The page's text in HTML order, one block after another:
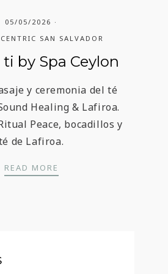
05/05/2026
SAN SALVADOR
ti by Spa Ceylon
y ceremonia del té
Healing & Lafiroa.
Peace, bocadillos y
de Lafiroa.
READ MORE